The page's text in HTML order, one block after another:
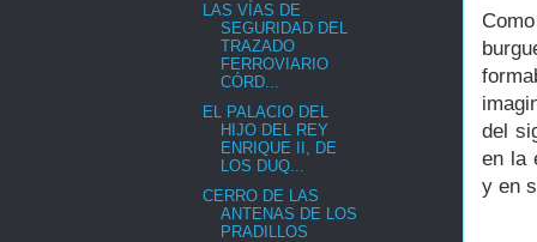
del
en la
y en
LAS VÍAS DE
SEGURIDAD DEL
TRAZADO
FERROVIARIO
CÓRD...
EL PALACIO DEL
HIJO DEL REY
ENRIQUE II, DE
LOS DUQ...
CERRO DE LAS
ANTENAS DE LOS
PRADILLOS